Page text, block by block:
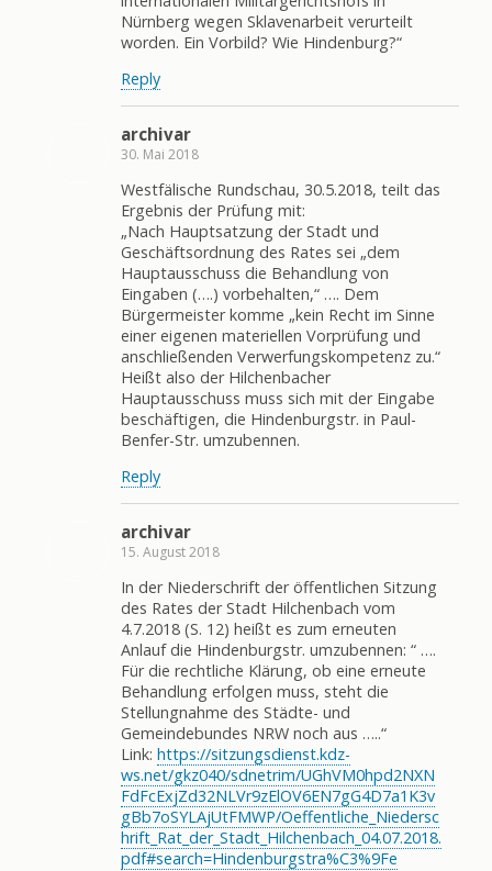
Nürnberg wegen Sklavenarbeit verurteilt
worden. Ein Vorbild? Wie Hindenburg?“
Reply
archivar
30. Mai 2018
Westfälische Rundschau, 30.5.2018, teilt das
Ergebnis der Prüfung mit:
„Nach Hauptsatzung der Stadt und
Geschäftsordnung des Rates sei „dem
Hauptausschuss die Behandlung von
Eingaben (….) vorbehalten,“ …. Dem
Bürgermeister komme „kein Recht im Sinne
einer eigenen materiellen Vorprüfung und
anschließenden Verwerfungskompetenz zu.“
Heißt also der Hilchenbacher
Hauptausschuss muss sich mit der Eingabe
beschäftigen, die Hindenburgstr. in Paul-
Benfer-Str. umzubennen.
Reply
archivar
15. August 2018
In der Niederschrift der öffentlichen Sitzung
des Rates der Stadt Hilchenbach vom
4.7.2018 (S. 12) heißt es zum erneuten
Anlauf die Hindenburgstr. umzubennen: “ ….
Für die rechtliche Klärung, ob eine erneute
Behandlung erfolgen muss, steht die
Stellungnahme des Städte- und
Gemeindebundes NRW noch aus …..“
Link: https://sitzungsdienst.kdz-
ws.net/gkz040/sdnetrim/UGhVM0hpd2NXN
FdFcExjZd32NLVr9zElOV6EN7gG4D7a1K3v
gBb7oSYLAjUtFMWP/Oeffentliche_Niedersc
hrift_Rat_der_Stadt_Hilchenbach_04.07.2018.
pdf#search=Hindenburgstra%C3%9Fe